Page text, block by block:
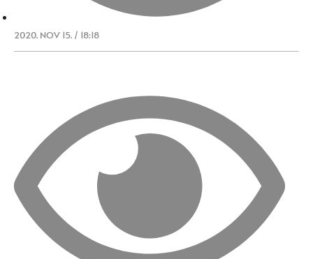
2020. NOV 15. / 18:18